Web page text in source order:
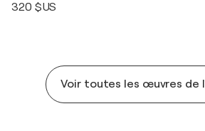
320 $US
Voir toutes les œuvres de